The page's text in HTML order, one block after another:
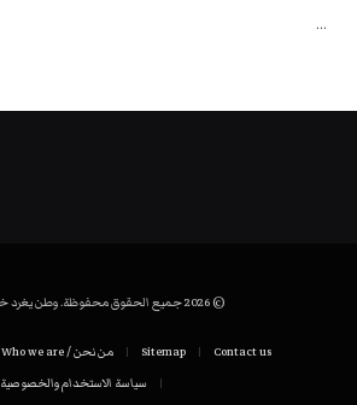
…
© 2026 جميع الحقوق محفوظة. وطن يغرد خارج السرب
Contact us
Sitemap من نحن / Who we are
سياسة الاستخدام والخصوصية